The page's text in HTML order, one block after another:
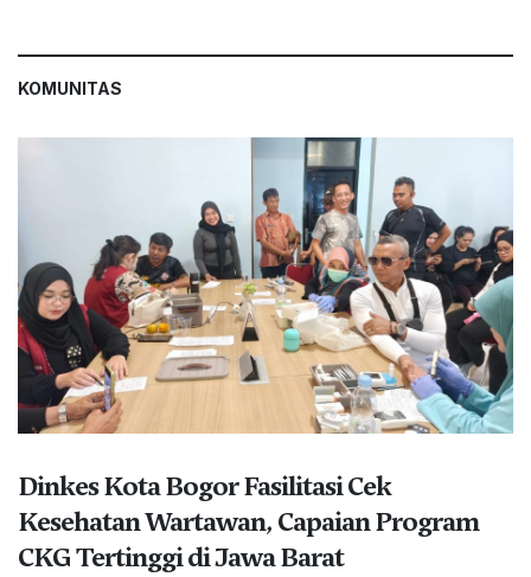
KOMUNITAS
Dinkes Kota Bogor Fasilitasi Cek
Kesehatan Wartawan, Capaian Program
CKG Tertinggi di Jawa Barat